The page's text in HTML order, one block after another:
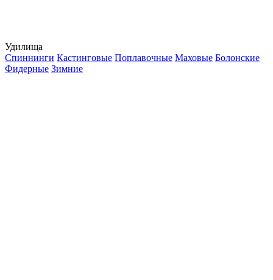
Удилища
Спиннинги Кастинговые Поплавочные Маховые Болонские
Фидерные Зимние